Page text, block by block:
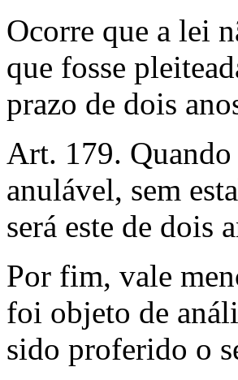
Ocorre que a lei
que fosse
prazo de dois
Art. 179. Quando
anulável, sem
será este de dois
Por fim, vale
foi objeto de
sido proferido o